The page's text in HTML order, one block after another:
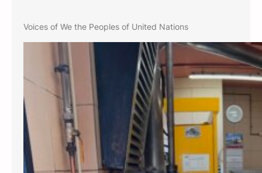
Voices of We the Peoples of United Nations